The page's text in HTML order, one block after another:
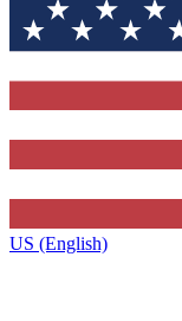
US (English)